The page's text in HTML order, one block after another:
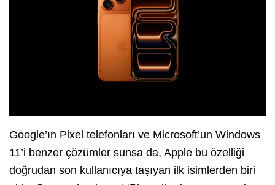
Google’ın Pixel telefonları ve Microsoft’un Windows
11’i benzer çözümler sunsa da, Apple bu özelliği
doğrudan son kullanıcıya taşıyan ilk isimlerden biri